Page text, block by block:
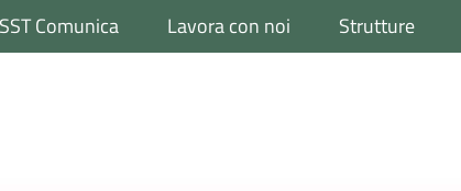
Comunica Lavora con noi Strutture